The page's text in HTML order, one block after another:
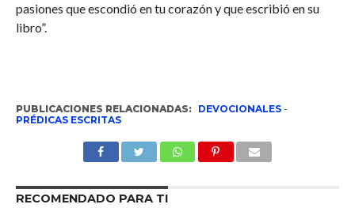
pasiones que escondió en tu corazón y que escribió en su
libro”.
PUBLICACIONES RELACIONADAS: DEVOCIONALES-
PRÉDICAS ESCRITAS
RECOMENDADO PARA TI